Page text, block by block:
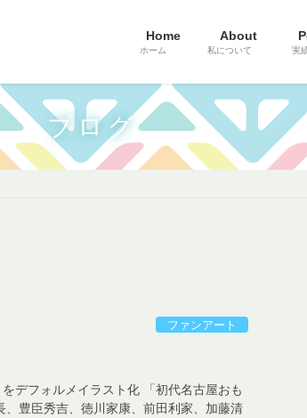
Home
ホーム
About
私について 実
ブログ
ファンアート
デフォルメイラスト化 「初代名古屋おも
豊臣秀吉、徳川家康、前田利家、加藤清